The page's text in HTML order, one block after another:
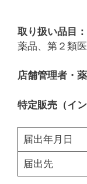
取り扱い品目：
薬品、第２類
店舗管理者・
特定販売（イ
届出年月日
届出先